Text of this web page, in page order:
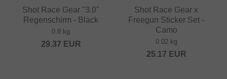
Shot Race Gear "3.0"
Regenschirm - Black
0.8 kg
29.37 EUR
Shot Race Gear x
Freegun Sticker Set -
Camo
0.02 kg
25.17 EUR